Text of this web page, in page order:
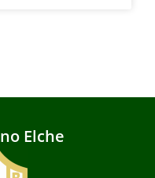
Elche